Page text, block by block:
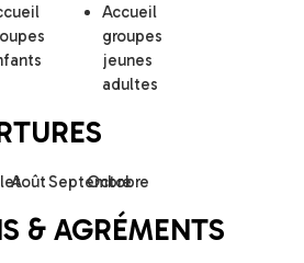
Accueil
groupes
jeunes
adultes
AoûtSeptembre
Octobre
& AGRÉMENTS